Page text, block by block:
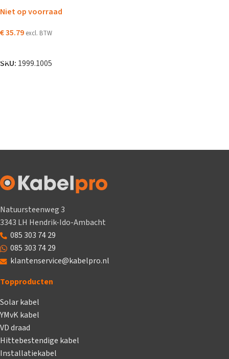
Niet op voorraad
€35.79 excl. BTW
SKU: 1999.1005
Natuursteenweg 3
3343 LH Hendrik-Ido-Ambacht
085 303 74 29
085 303 74 29
klantenservice@kabelpro.nl
Topproducten
Solar kabel
YMvK kabel
VD draad
Hittebestendige kabel
Installatiekabel